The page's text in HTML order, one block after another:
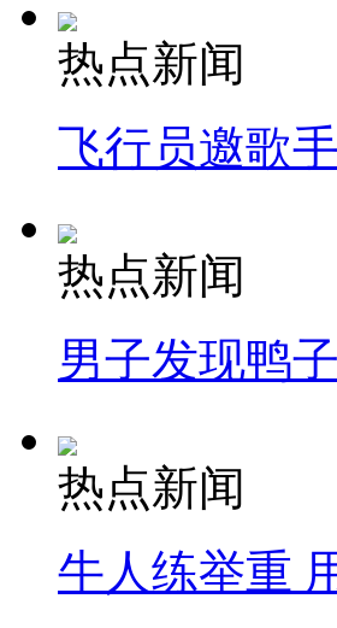
热点新闻
飞行员邀歌
热点新闻
男子发现鸭
热点新闻
牛人练举重